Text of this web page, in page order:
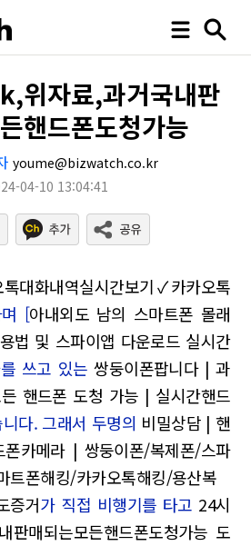
위자료,과거국내판
핸드폰도청가능
youme@bizwatch.co.kr
04-10 13:04:41
대화내역실시간보기✓카카오톡
[아내외도 남의 스마트폰 몰래
법 및 스파이앱 다운로드 실시간
쓰고 있는쌍둥이폰팝니다 | 과
핸드폰 도청 가능 | 실시간핸드
다. 그래서 두명의 비밀상담 | 핸
폰카메라 | 쌍둥이폰/복제폰/스파
트폰해킹/카카오톡해킹/용산복
증거가 직접 비행기를 타고 24시
판매되는모든핸드폰도청가능 도